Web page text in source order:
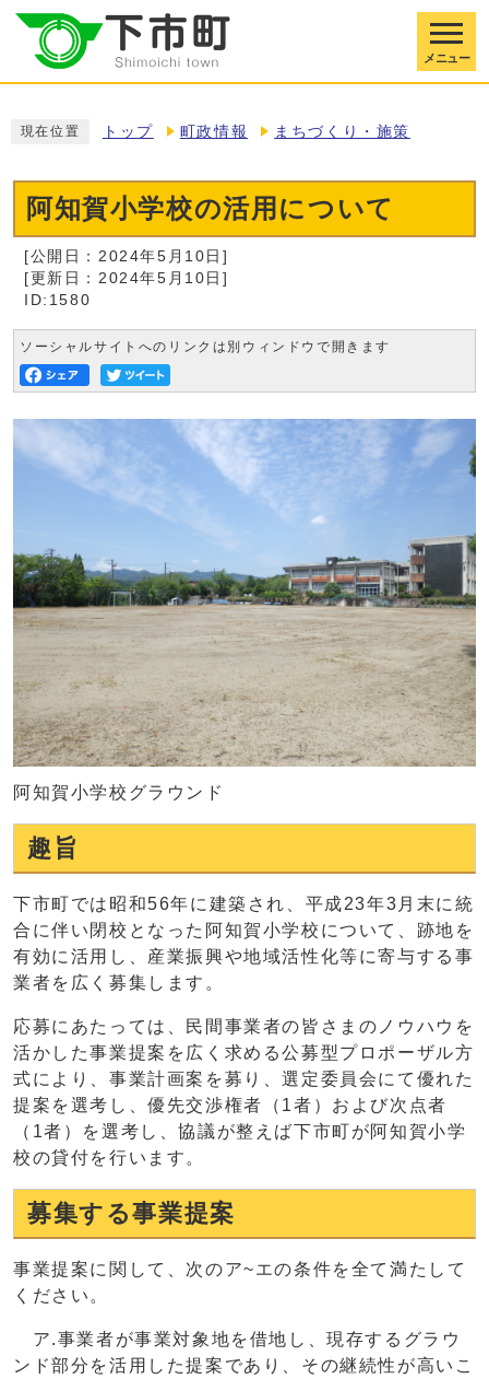
メニュー
現在位置 トップ 町政情報 まちづくり・施策
阿知賀小学校の活用について
[公開日：2024年5月10日]
[更新日：2024年5月10日]
ID:1580
ソーシャルサイトへのリンクは別ウィンドウで開きます
阿知賀小学校グラウンド
趣旨
下市町では昭和56年に建築され、平成23年3月末に統
合に伴い閉校となった阿知賀小学校について、跡地を
有効に活用し、産業振興や地域活性化等に寄与する事
業者を広く募集します。
応募にあたっては、民間事業者の皆さまのノウハウを
活かした事業提案を広く求める公募型プロポーザル方
式により、事業計画案を募り、選定委員会にて優れた
提案を選考し、優先交渉権者（1者）および次点者
（1者）を選考し、協議が整えば下市町が阿知賀小学
校の貸付を行います。
募集する事業提案
事業提案に関して、次のア~エの条件を全て満たして
ください。
ア.事業者が事業対象地を借地し、現存するグラウ
ンド部分を活用した提案であり、その継続性が高いこ